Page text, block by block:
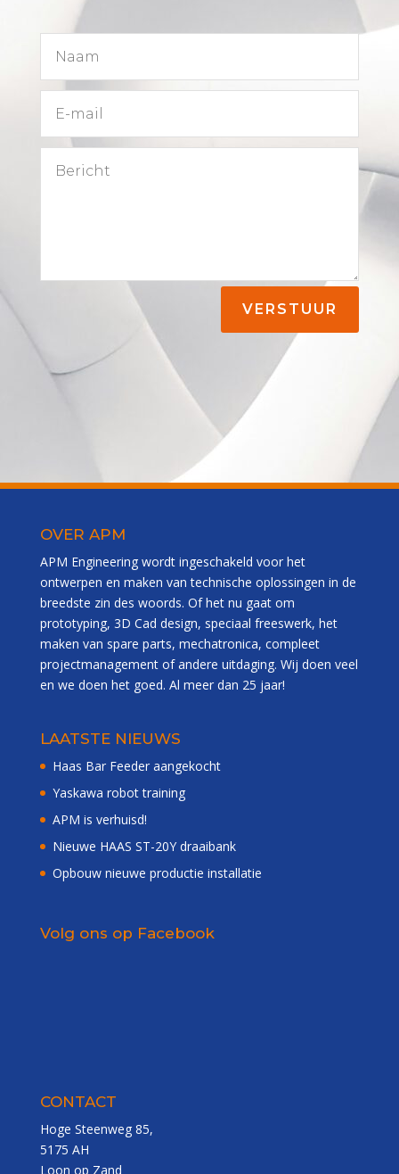
VERSTUUR
OVER APM
APM Engineering wordt ingeschakeld voor het
ontwerpen en maken van technische oplossingen in de
breedste zin des woords. Of het nu gaat om
prototyping, 3D Cad design, speciaal freeswerk, het
maken van spare parts, mechatronica, compleet
projectmanagement of andere uitdaging. Wij doen veel
en we doen het goed. Al meer dan 25 jaar!
LAATSTE NIEUWS
Haas Bar Feeder aangekocht
Yaskawa robot training
APM is verhuisd!
Nieuwe HAAS ST-20Y draaibank
Opbouw nieuwe productie installatie
Volg ons op Facebook
CONTACT
Hoge Steenweg 85,
5175 AH
Loon op Zand